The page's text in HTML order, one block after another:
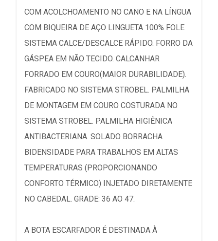
COM ACOLCHOAMENTO NO CANO E NA LÍNGUA
COM BIQUEIRA DE AÇO LINGUETA 100% FOLE
SISTEMA CALCE/DESCALCE RÁPIDO. FORRO DA
GÁSPEA EM NÃO TECIDO. CALCANHAR
FORRADO EM COURO(MAIOR DURABILIDADE).
FABRICADO NO SISTEMA STROBEL. PALMILHA
DE MONTAGEM EM COURO COSTURADA NO
SISTEMA STROBEL. PALMILHA HIGIÊNICA
ANTIBACTERIANA. SOLADO BORRACHA
BIDENSIDADE PARA TRABALHOS EM ALTAS
TEMPERATURAS (PROPORCIONANDO
CONFORTO TÉRMICO) INJETADO DIRETAMENTE
NO CABEDAL. GRADE: 36 AO 47.
A BOTA ESCARFADOR É DESTINADA À